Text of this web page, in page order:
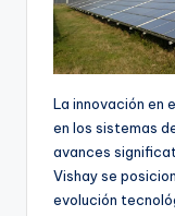
La innovación en
en los sistemas
avances
Vishay se
evolución